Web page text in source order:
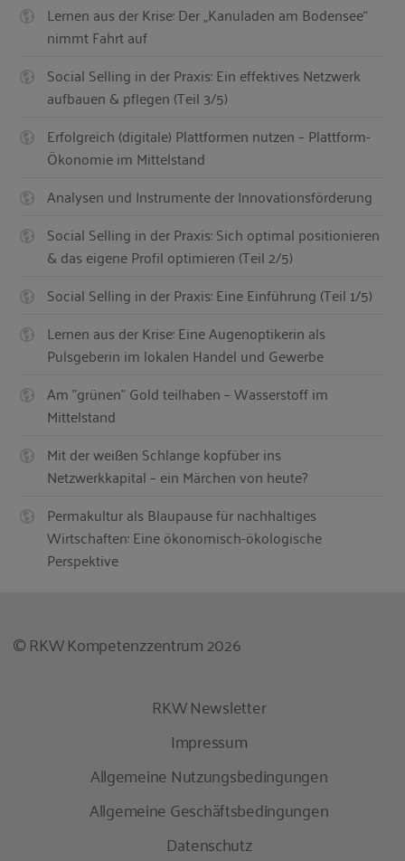
Lernen aus der Krise: Der „Kanuladen am Bodensee“
nimmt Fahrt auf
Social Selling in der Praxis: Ein effektives Netzwerk
aufbauen & pflegen (Teil 3/5)
Erfolgreich (digitale) Plattformen nutzen – Plattform-
Ökonomie im Mittelstand
Analysen und Instrumente der Innovationsförderung
Social Selling in der Praxis: Sich optimal positionieren
& das eigene Profil optimieren (Teil 2/5)
Social Selling in der Praxis: Eine Einführung (Teil 1/5)
Lernen aus der Krise: Eine Augenoptikerin als
Pulsgeberin im lokalen Handel und Gewerbe
Am "grünen" Gold teilhaben – Wasserstoff im
Mittelstand
Mit der weißen Schlange kopfüber ins
Netzwerkkapital – ein Märchen von heute?
Permakultur als Blaupause für nachhaltiges
Wirtschaften: Eine ökonomisch-ökologische
Perspektive
© RKW Kompetenzzentrum 2026
RKW Newsletter
Impressum
Allgemeine Nutzungsbedingungen
Allgemeine Geschäftsbedingungen
Datenschutz